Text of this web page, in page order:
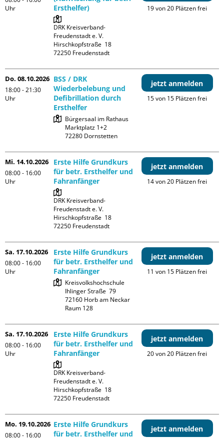
Uhr
Ersthelfer)
DRK Kreisverband-
Freudenstadt e. V.
Hirschkopfstraße  18
19 von 20 Plätzen frei
Do. 08.10.2026
18:00 - 21:30
Uhr
BSS / DRK
Wiederbelebung und
Defibrillation durch
Ersthelfer
Bürgersaal im Rathaus
Marktplatz 1+2
jetzt anmelden
15 von 15 Plätzen frei
Mi. 14.10.2026
08:00 - 16:00
Uhr
Erste Hilfe Grundkurs
für betr. Ersthelfer und
Fahranfänger
DRK Kreisverband-
Freudenstadt e. V.
Hirschkopfstraße  18
jetzt anmelden
14 von 20 Plätzen frei
Sa. 17.10.2026
08:00 - 16:00
Uhr
Erste Hilfe Grundkurs
für betr. Ersthelfer und
Fahranfänger
Kreisvolkshochschule
Ihlinger Straße  79
72160 Horb am Neckar
Raum 128
jetzt anmelden
11 von 15 Plätzen frei
Sa. 17.10.2026
08:00 - 16:00
Uhr
Erste Hilfe Grundkurs
für betr. Ersthelfer und
Fahranfänger
DRK Kreisverband-
Freudenstadt e. V.
Hirschkopfstraße  18
jetzt anmelden
20 von 20 Plätzen frei
Mo. 19.10.2026
08:00 - 16:00
Erste Hilfe Grundkurs
für betr. Ersthelfer und
jetzt anmelden